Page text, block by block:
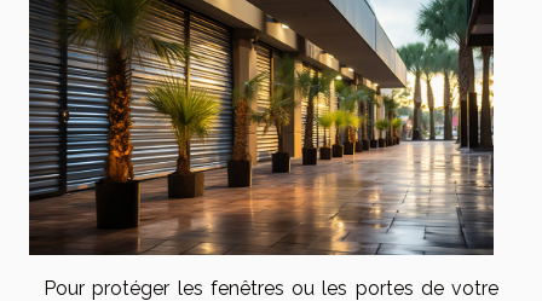
Pour protéger les fenêtres ou les portes de votre